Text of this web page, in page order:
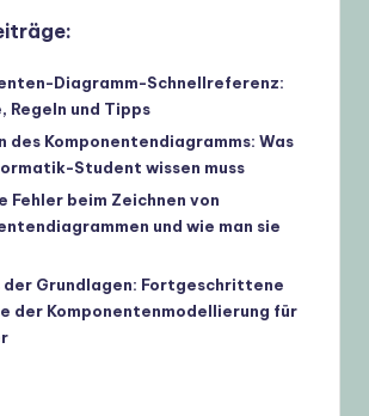
Diagramm-Schnellreferenz:
Regeln und Tipps
des Komponentendiagramms: Was
Student wissen muss
Fehler beim Zeichnen von
und wie man sie
der Grundlagen: Fortgeschrittene
der Komponentenmodellierung für